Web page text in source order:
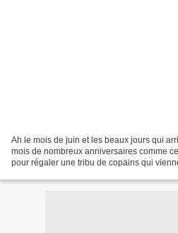
Ah le mois de juin et les beaux jours qui
mois de nombreux anniversaires comme
pour régaler une tribu de copains qui